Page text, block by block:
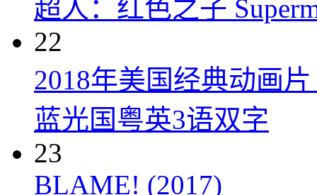
超人：红色之子
22
2018年美国经典动画
蓝光国粤英3语双字
23
BLAME! (2017)